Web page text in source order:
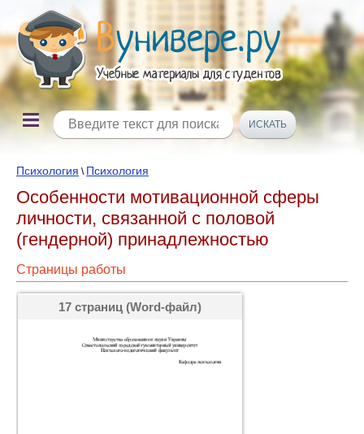
Психология \ Психология
Особенности мотивационной сферы
личности, связанной с половой
(гендерной) принадлежностью
Страницы работы
17 страниц (Word-файл)